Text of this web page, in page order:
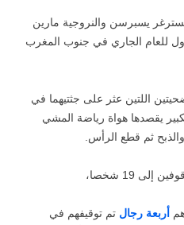
يسبرسن والنروجية مارين
كانون الأول للعام الجاري في جنوب المغرب
اللتين عثر على جثتيهما في
يقصدها هواة رياضة المشي
ثم قطع الرأس.
19 شخصا،
أربعة رجال تم توقيفهم في